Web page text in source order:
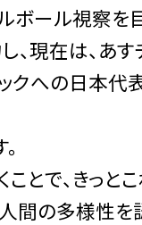
ボール視察
現在は、あす
クへの日本代
ことで、きっ
間の多様性